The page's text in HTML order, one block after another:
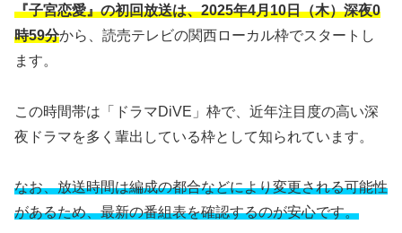
『子宮恋愛』の初回放送は、2025年4月10日（木）深夜0
時59分から、読売テレビの関西ローカル枠でスタートし
ます。
この時間帯は「ドラマDiVE」枠で、近年注目度の高い深
夜ドラマを多く輩出している枠として知られています。
なお、放送時間は編成の都合などにより変更される可能性
があるため、最新の番組表を確認するのが安心です。